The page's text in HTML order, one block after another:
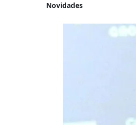
Novidades